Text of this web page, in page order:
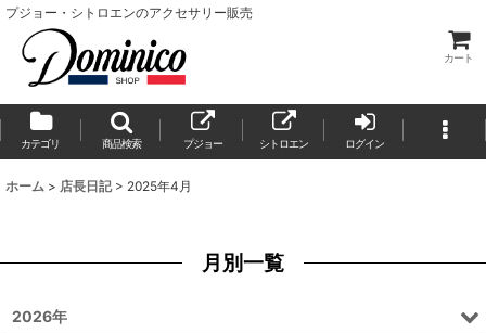
プジョー・シトロエンのアクセサリー販売
カート
カテゴリ 商品検索 プジョー シトロエン ログイン
ホーム > 店長日記 > 2025年4月
月別一覧
2026年